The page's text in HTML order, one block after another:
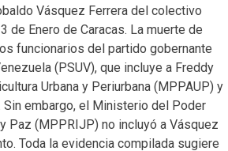
Vásquez Ferrera del colectivo
de Enero de Caracas. La muerte de
funcionarios del partido gobernante
(PSUV), que incluye a Freddy
Urbana y Periurbana (MPPAUP) y
embargo, el Ministerio del Poder
Paz (MPPRIJP) no incluyó a Vásquez
Toda la evidencia compilada sugiere